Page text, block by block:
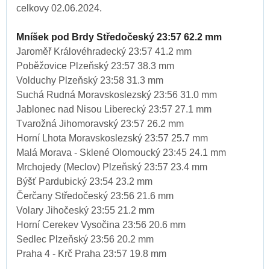
celkovy 02.06.2024.
Mníšek pod Brdy Středočeský 23:57 62.2 mm
Jaroměř Královéhradecký 23:57 41.2 mm
Poběžovice Plzeňský 23:57 38.3 mm
Volduchy Plzeňský 23:58 31.3 mm
Suchá Rudná Moravskoslezský 23:56 31.0 mm
Jablonec nad Nisou Liberecký 23:57 27.1 mm
Tvarožná Jihomoravský 23:57 26.2 mm
Horní Lhota Moravskoslezský 23:57 25.7 mm
Malá Morava - Sklené Olomoucký 23:45 24.1 mm
Mrchojedy (Meclov) Plzeňský 23:57 23.4 mm
Býšť Pardubický 23:54 23.2 mm
Čerčany Středočeský 23:56 21.6 mm
Volary Jihočeský 23:55 21.2 mm
Horní Cerekev Vysočina 23:56 20.6 mm
Sedlec Plzeňský 23:56 20.2 mm
Praha 4 - Krč Praha 23:57 19.8 mm